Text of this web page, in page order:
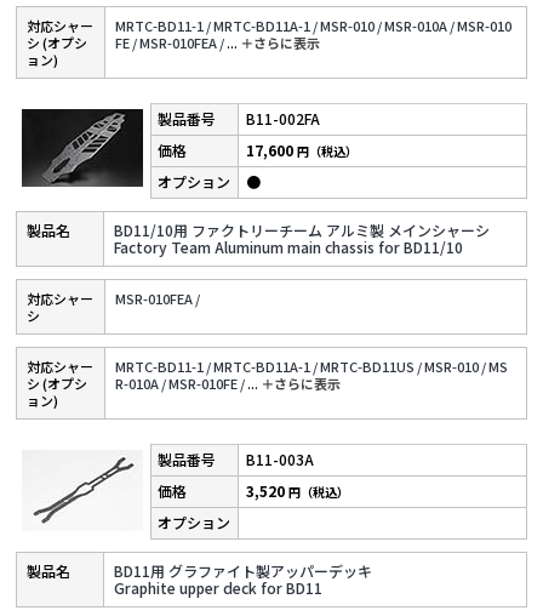
対応シャー
シ (オプシ
ョン)
MRTC-BD11-1 /MRTC-BD11A-1 /MSR-010 /MSR-010A /MSR-010
FE /MSR-010FEA /... ＋さらに表⽰
B11-002FA
BD11/10用 ファクトリーチーム アルミ製 メインシャーシ
Factory Team Aluminum main chassis for BD11/10
17,600円（税込）
●
対応シャー
シ
MSR-010FEA /
対応シャー
シ (オプシ
ョン)
MRTC-BD11-1 /MRTC-BD11A-1 /MRTC-BD11US /MSR-010 /MS
R-010A /MSR-010FE /... ＋さらに表⽰
B11-003A
BD11用 グラファイト製アッパーデッキ
Graphite upper deck for BD11
3,520円（税込）